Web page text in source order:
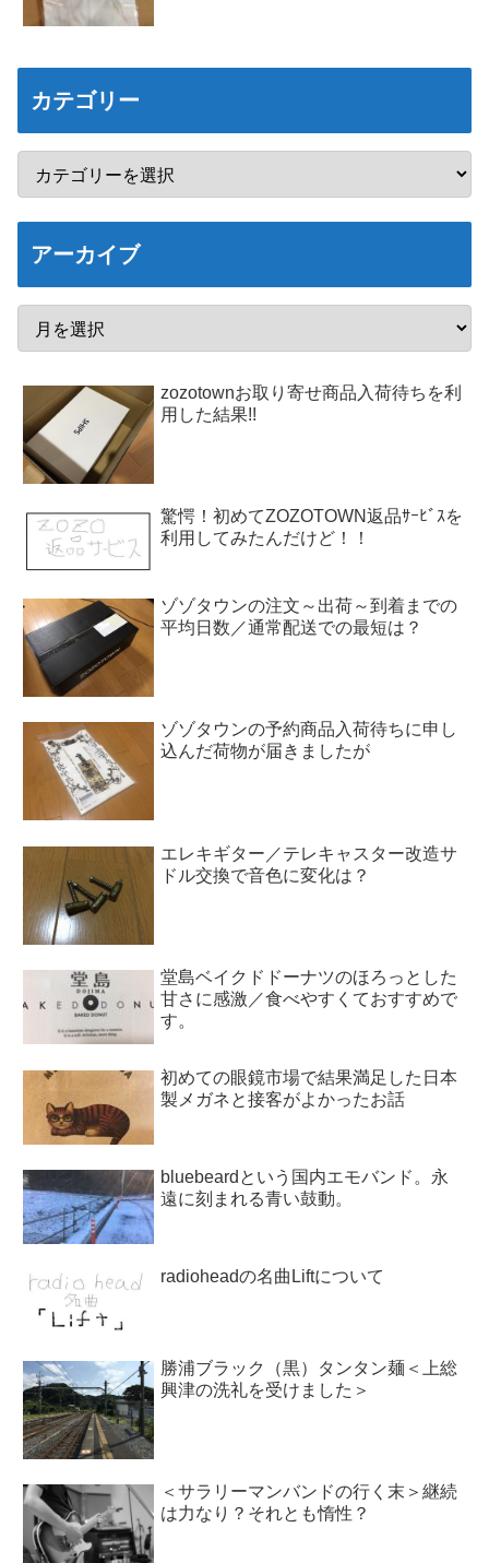
カテゴリー
アーカイブ
zozotownお取り寄せ商品入荷待ちを利
用した結果!!
驚愕！初めてZOZOTOWN返品ｻｰﾋﾞｽを
利用してみたんだけど！！
ゾゾタウンの注文～出荷～到着までの
平均日数／通常配送での最短は？
ゾゾタウンの予約商品入荷待ちに申し
込んだ荷物が届きましたが
エレキギター／テレキャスター改造サ
ドル交換で音色に変化は？
堂島ベイクドドーナツのほろっとした
甘さに感激／食べやすくておすすめで
す。
初めての眼鏡市場で結果満足した日本
製メガネと接客がよかったお話
bluebeardという国内エモバンド。永
遠に刻まれる青い鼓動。
radioheadの名曲Liftについて
勝浦ブラック（黒）タンタン麺＜上総
興津の洗礼を受けました＞
＜サラリーマンバンドの行く末＞継続
は力なり？それとも惰性？